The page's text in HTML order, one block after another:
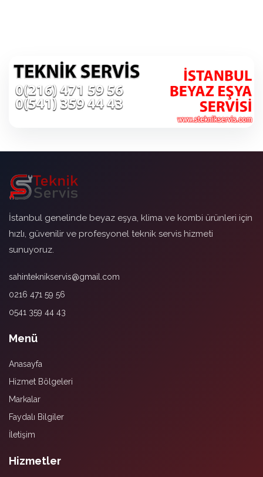
İstanbul genelinde beyaz eşya, klima ve kombi ürünleri için
hızlı, güvenilir ve profesyonel teknik servis hizmeti
sunuyoruz.
sahinteknikservis@gmail.com
0216 471 59 56
0541 359 44 43
Menü
Anasayfa
Hizmet Bölgeleri
Markalar
Faydalı Bilgiler
İletişim
Hizmetler